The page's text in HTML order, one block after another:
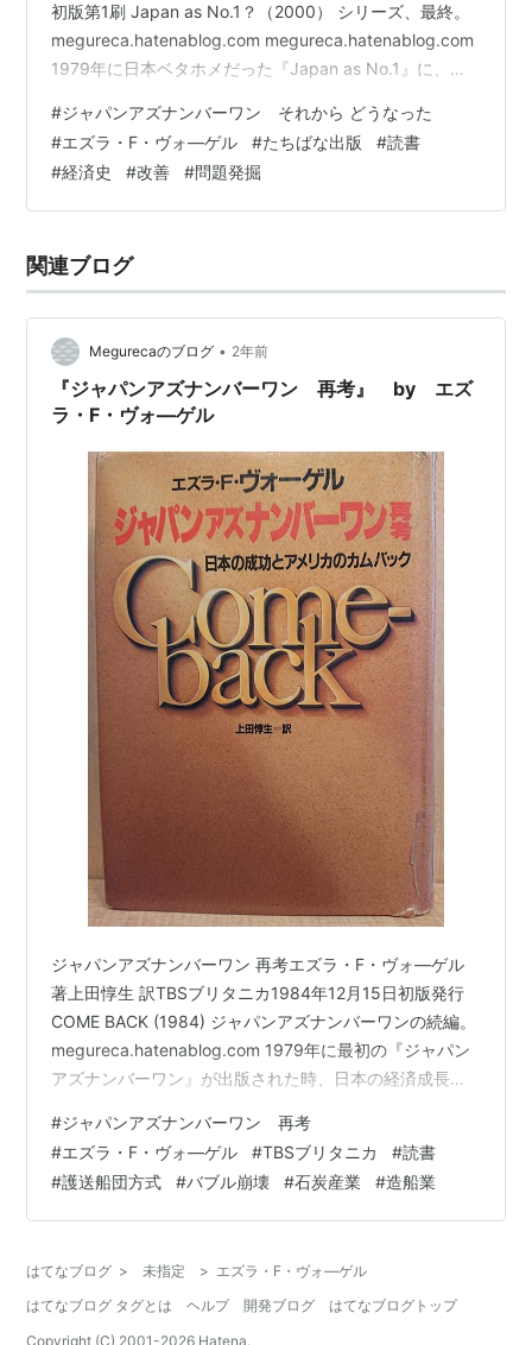
初版第1刷 Japan as No.1？（2000） シリーズ、最終。
megureca.hatenablog.com megureca.hatenablog.com
1979年に日本ベタホメだった『Japan as No.1』に、と
Japan is No.1 とは言っていない。「as」なのだ。そし
て、すでにそれは、、、、ある側面では「was」になっ
ているけれど、、、。 本書は バブル崩壊からすでに約10
年しての出版。どう見ても日本…
#ジャパンアズナンバーワン それから どうなった
#エズラ・F・ヴォ―ゲル #たちばな出版 #読書
#経済史 #改善 #問題発掘
関連ブログ
Megurecaのブログ • 2年前
『ジャパンアズナンバーワン 再考』 by エズ
ラ・F・ヴォ―ゲル
ジャパンアズナンバーワン 再考エズラ・F・ヴォ―ゲル
著上田惇生 訳TBSブリタニカ1984年12月15日初版発行
COME BACK (1984) ジャパンアズナンバーワンの続編。
megureca.hatenablog.com 1979年に最初の『ジャパン
アズナンバーワン』が出版された時、日本の経済成長は
比で 8.4%。そして、1984年には、4.5%まで低下してい
る。おいおい！日本どうした？、、とはいいつつ、まだ
強いね、、、っていうタイミングで出版された一冊とい
っていいだろう。日本はまだバブルに浮かれていた。 一
#ジャパンアズナンバーワン 再考
#エズラ・F・ヴォ―ゲル #TBSブリタニカ #読書
#護送船団方式 #バブル崩壊 #石炭産業 #造船業
はてなブログ > 未指定 > エズラ・F・ヴォ―ゲル
はてなブログ タグとは
ヘルプ 開発ブログ
はてなブログトップ
Copyright (C) 2001-2026 Hatena.